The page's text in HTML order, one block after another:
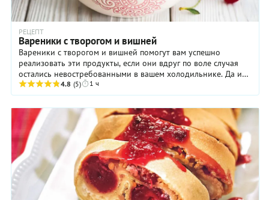
РЕЦЕПТ
Вареники с творогом и вишней
Вареники с творогом и вишней помогут вам успешно
реализовать эти продукты, если они вдруг по воле случая
остались невостребованными в вашем холодильнике. Да и
вообще такое блюдо можно назвать ...
4.8 (5) 1 ч